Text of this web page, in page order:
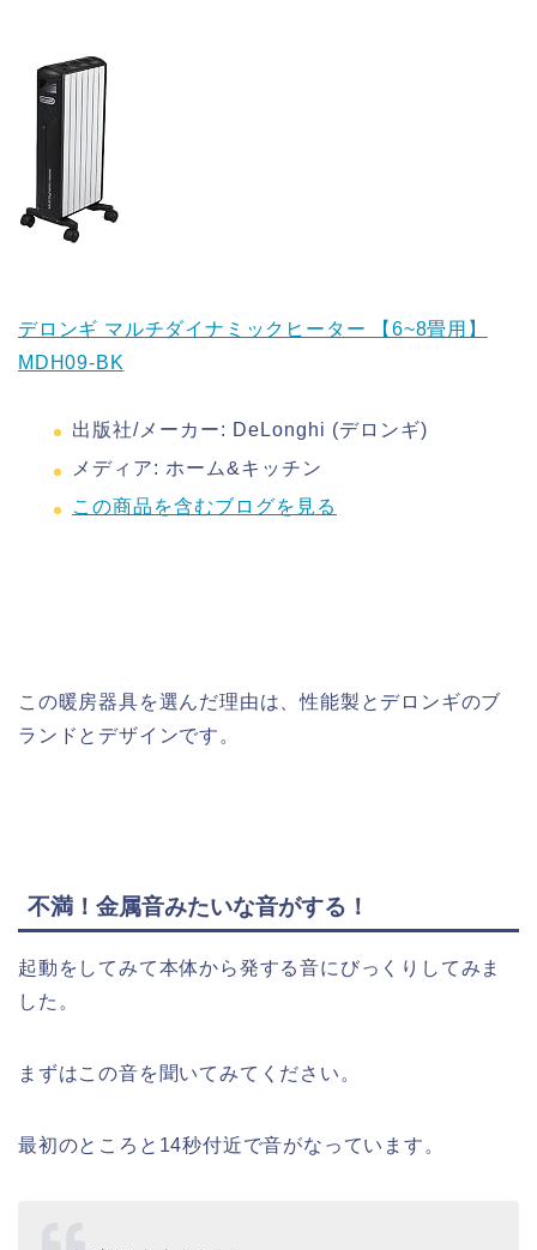
デロンギ マルチダイナミックヒーター 【6~8畳用】
MDH09-BK
出版社/メーカー: DeLonghi (デロンギ)
メディア: ホーム&キッチン
この商品を含むブログを見る
この暖房器具を選んだ理由は、性能製とデロンギのブ
ランドとデザインです。
不満！金属音みたいな音がする！
起動をしてみて本体から発する音にびっくりしてみま
した。
まずはこの音を聞いてみてください。
最初のところと14秒付近で音がなっています。